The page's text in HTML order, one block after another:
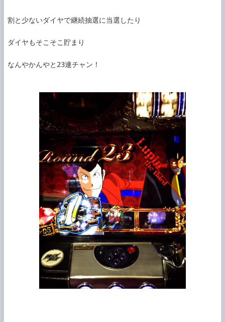
割と少ないダイヤで継続抽選に当選したり
ダイヤもそこそこ貯まり
なんやかんやと23連チャン！